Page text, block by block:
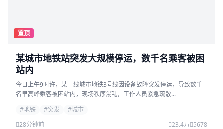
置顶
某城市地铁站突发大规模停运，数千名乘客被困
站内
今日上午9时许，某一线城市地铁3号线因设备故障突发停运，导致数千
名早高峰乘客被困站内，现场秩序混乱，工作人员紧急疏散...
#地铁
#突发
#城市
28分钟前
23.4万 5678